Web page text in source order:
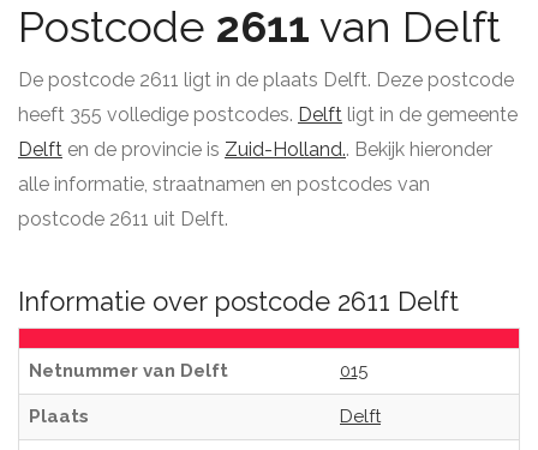
Postcode 2611 van Delft
De postcode 2611 ligt in de plaats Delft. Deze postcode
heeft 355 volledige postcodes. Delft ligt in de gemeente
Delft en de provincie is Zuid-Holland.. Bekijk hieronder
alle informatie, straatnamen en postcodes van
postcode 2611 uit Delft.
Informatie over postcode 2611 Delft
Netnummer van Delft 015
Plaats Delft